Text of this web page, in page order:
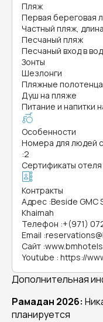
Пляж
Первая береговая
Частный пляж,
Песчаный пляж
Песчаный вход в
Зонты
Шезлонги
Пляжные полотенца
Душ на пляже
Питание и напитки
Особенности
Номера для людей
:2
Сертификаты отеля
Контракты
Адрес :Beside GMC
Khaimah
Телефон :+(971)
Email :
Сайт :
Youtube : https://
Дополнительная
Рамадан 2026:
планируется